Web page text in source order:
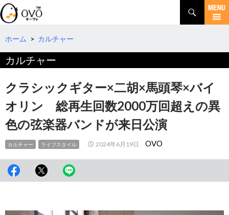
検
索
コ
テ
ツ
へ
動
ホーム > カルチャー
カルチャー
クラシックギター×二胡×馬頭琴×バイ
オリン 総再生回数2000万回超えの異
色の弦楽器バンドが来日公演
カルチャー ライフスタイル 2024年6月19日 OVO